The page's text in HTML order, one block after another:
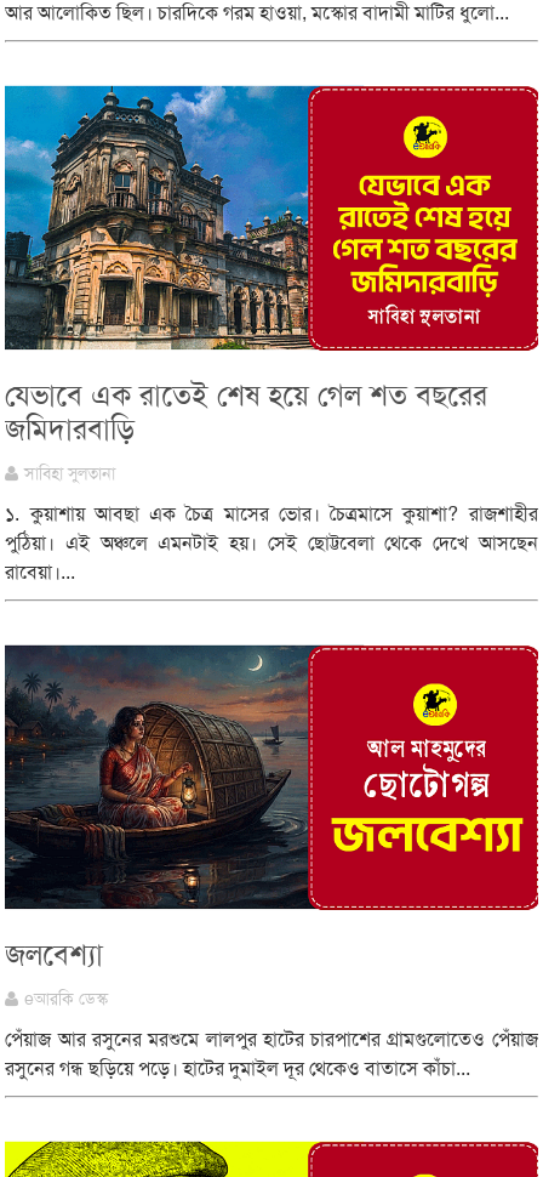
আর আলোকিত ছিল। চারদিকে গরম হাওয়া, মস্কোর বাদামী মাটির ধুলো...
যেভাবে এক রাতেই শেষ হয়ে গেল শত বছরের
জমিদারবাড়ি
সাবিহা সুলতানা
১. কুয়াশায় আবছা এক চৈত্র মাসের ভোর। চৈত্রমাসে কুয়াশা? রাজশাহীর
পুঠিয়া। এই অঞ্চলে এমনটাই হয়। সেই ছোট্টবেলা থেকে দেখে আসছেন
রাবেয়া।...
জলবেশ্যা
eআরকি ডেস্ক
পেঁয়াজ আর রসুনের মরশুমে লালপুর হাটের চারপাশের গ্রামগুলোতেও পেঁয়াজ
রসুনের গন্ধ ছড়িয়ে পড়ে। হাটের দুমাইল দূর থেকেও বাতাসে কাঁচা...